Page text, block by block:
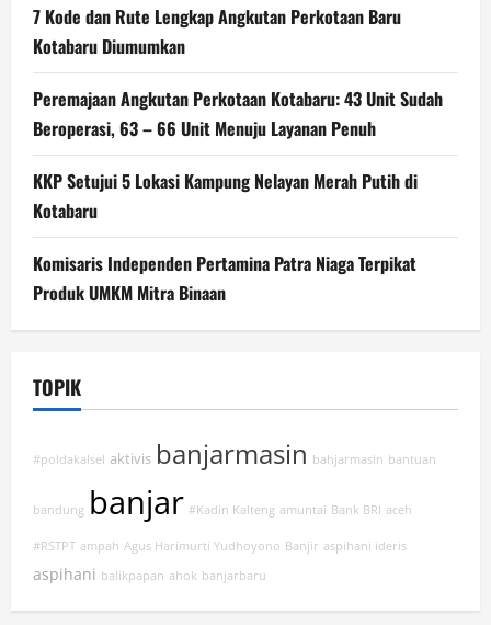
7 Kode dan Rute Lengkap Angkutan Perkotaan Baru
Kotabaru Diumumkan
Peremajaan Angkutan Perkotaan Kotabaru: 43 Unit Sudah
Beroperasi, 63 – 66 Unit Menuju Layanan Penuh
KKP Setujui 5 Lokasi Kampung Nelayan Merah Putih di
Kotabaru
Komisaris Independen Pertamina Patra Niaga Terpikat
Produk UMKM Mitra Binaan
TOPIK
#poldakalsel aktivis banjarmasin bahjarmasin bantuan
bandung banjar #Kadin Kalteng amuntai Bank BRI aceh
#RSTPT ampah Agus Harimurti Yudhoyono Banjir aspihani ideris
aspihani balikpapan ahok banjarbaru